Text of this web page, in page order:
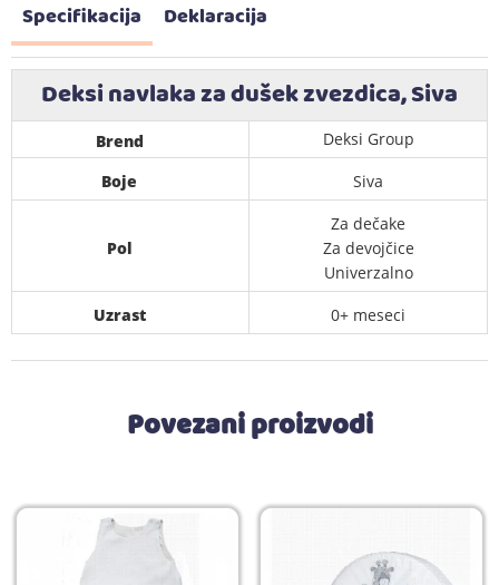
Specifikacija Deklaracija
Deksi navlaka za dušek zvezdica, Siva
Brend
Deksi Group
Boje
Siva
Pol
Za dečake
Za devojčice
Univerzalno
Uzrast
0+ meseci
Povezani proizvodi